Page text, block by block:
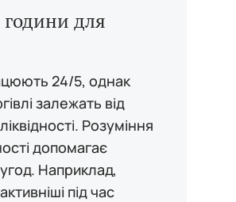
години для
24/5, однак
залежать від
Розуміння
допомагає
Наприклад,
під час